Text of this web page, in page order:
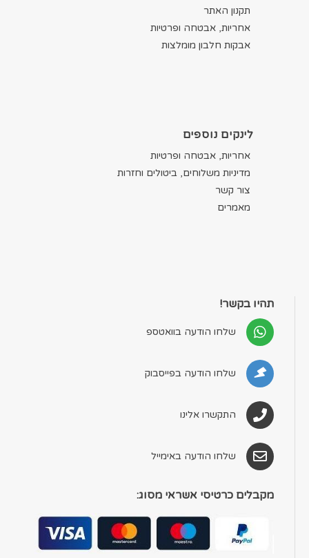
תקנון האתר
אחריות, אבטחה ופרטיות
אבקות חלבון מומלצות
לינקים נוספים
אחריות, אבטחה ופרטיות
מדיניות משלוחים, ביטולים וחזרות
צור קשר
מאמרים
תהיו בקשר!
שלחו הודעה בוואטספ
שלחו הודעה בפייסבוק
התקשרו אלינו
שלחו הודעה באימייל
מקבלים כרטיסי אשראי מסוג: